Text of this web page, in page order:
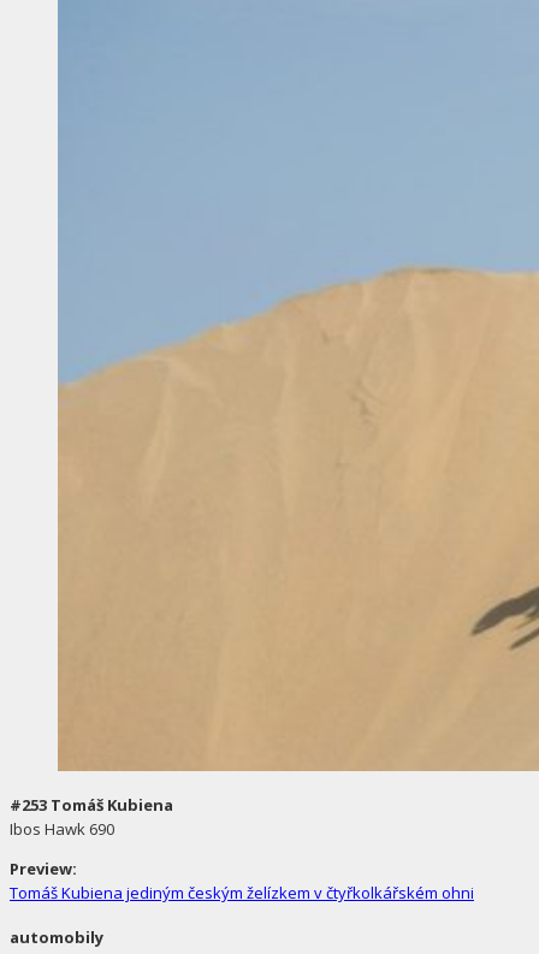
#253 Tomáš Kubiena
Ibos Hawk 690
Preview:
Tomáš Kubiena jediným českým želízkem v čtyřkolkářském ohni
automobily